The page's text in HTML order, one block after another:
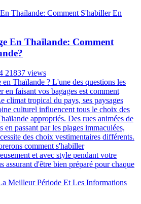
En Thaïlande: Comment
21837 views
Thaïlande ? L'une des questions les
en faisant vos bagages est comment
climat tropical du pays, ses paysages
culturel influencent tous le choix des
appropriés. Des rues animées de
passant par les plages immaculées,
des choix vestimentaires différents.
comment s'habiller
et avec style pendant votre
assurant d'être bien préparé pour chaque